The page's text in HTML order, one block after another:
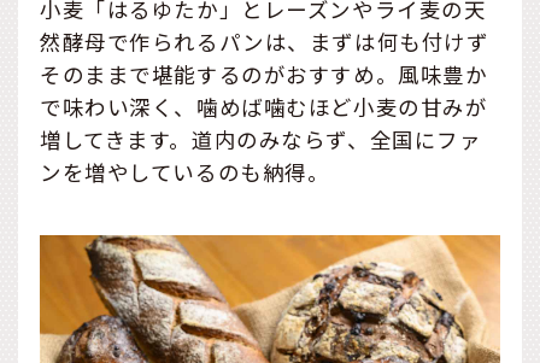
小麦「はるゆたか」とレーズンやライ麦の天
然酵母で作られるパンは、まずは何も付けず
そのままで堪能するのがおすすめ。風味豊か
で味わい深く、噛めば噛むほど小麦の甘みが
増してきます。道内のみならず、全国にファ
ンを増やしているのも納得。